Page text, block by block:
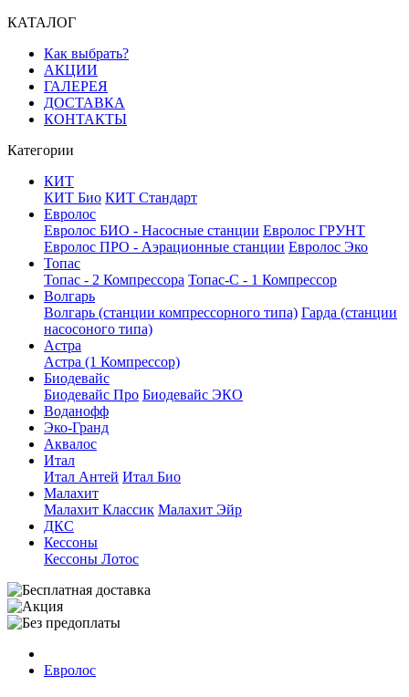
КАТАЛОГ
Как выбрать?
АКЦИИ
ГАЛЕРЕЯ
ДОСТАВКА
КОНТАКТЫ
Категории
КИТ
КИТ Био КИТ Стандарт
Евролос
Евролос БИО - Насосные станции Евролос ГРУНТ
Евролос ПРО - Аэрационные станции Евролос Эко
Топас
Топас - 2 Компрессора Топас-С - 1 Компрессор
Волгарь
Волгарь (станции компрессорного типа) Гарда (станции
насосоного типа)
Астра
Астра (1 Компрессор)
Биодевайс
Биодевайс Про Биодевайс ЭКО
Воданофф
Эко-Гранд
Аквалос
Итал
Итал Антей Итал Био
Малахит
Малахит Классик Малахит Эйр
ДКС
Кессоны
Кессоны Лотос
Евролос